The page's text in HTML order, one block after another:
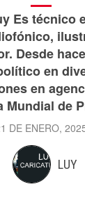
Es técnico
Desde
en
en
Mundial de
DE ENERO,
LUY